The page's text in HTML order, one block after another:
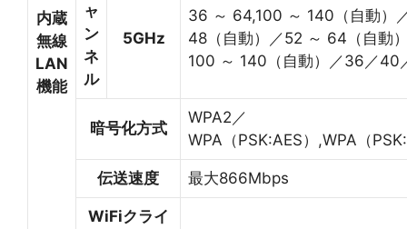
内蔵
無線
LAN
機能
ャ
ン
ネ
ル
5GHz
36 ～ 64,100 ～ 140（自動）
48（自動）／52 ～ 64（自動
100 ～ 140（自動）／36／40
暗号化方式
WPA2／
WPA（PSK:AES）,WPA（
伝送速度 最大866Mbps
WiFiクライ